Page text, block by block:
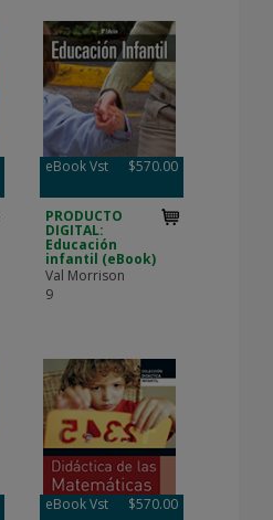
eBook Vst $570.00
PRODUCTO
DIGITAL:
Educación
infantil (eBook)
Val Morrison
9
eBook Vst $570.00